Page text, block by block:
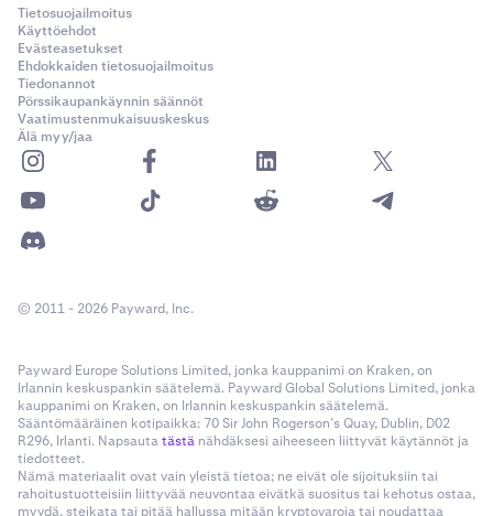
Tietosuojailmoitus
Käyttöehdot
Evästeasetukset
Ehdokkaiden tietosuojailmoitus
Tiedonannot
Pörssikaupankäynnin säännöt
Vaatimustenmukaisuuskeskus
Älä myy/jaa
© 2011 - 2026 Payward, Inc.
Payward Europe Solutions Limited, jonka kauppanimi on Kraken, on
Irlannin keskuspankin säätelemä. Payward Global Solutions Limited, jonka
kauppanimi on Kraken, on Irlannin keskuspankin säätelemä.
Sääntömääräinen kotipaikka: 70 Sir John Rogerson’s Quay, Dublin, D02
R296, Irlanti. Napsautatästä nähdäksesi aiheeseen liittyvät käytännöt ja
tiedotteet.
Nämä materiaalit ovat vain yleistä tietoa; ne eivät ole sijoituksiin tai
rahoitustuotteisiin liittyvää neuvontaa eivätkä suositus tai kehotus ostaa,
myydä, steikata tai pitää hallussa mitään kryptovaroja tai noudattaa